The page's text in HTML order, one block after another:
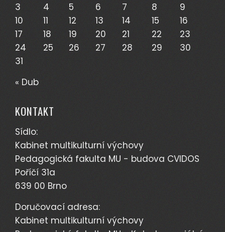
3
4 5 6 7 8
9
10
11 12 13 14 15
16
17
18 19 20 21 22
23
24
25 26 27 28 29
30
31
« Dub
KONTAKT
Sídlo:
Kabinet multikulturní výchovy
Pedagogická fakulta MU - budova CVIDOS
Poříčí 31a
639 00 Brno
Doručovací adresa:
Kabinet multikulturní výchovy